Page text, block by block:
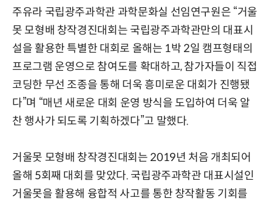
주유라 국립광주과학관 과학문화실 선임연구원은 “거울
못 모형배 창작경진대회는 국립광주과학관만의 대표시
설을 활용한 특별한 대회로 올해는 1박 2일 캠프형태의
프로그램 운영으로 참여도를 확대하고, 참가자들이 직접
코딩한 무선 조종을 통해 더욱 흥미로운 대회가 진행됐
다”며 “매년 새로운 대회 운영 방식을 도입하여 더욱 알
찬 행사가 되도록 기획하겠다”고 말했다.
거울못 모형배 창작경진대회는 2019년 처음 개최되어
올해 5회째 대회를 맞았다. 국립광주과학관 대표시설인
거울못을 활용해 융합적 사고를 통한 창작활동 기회를